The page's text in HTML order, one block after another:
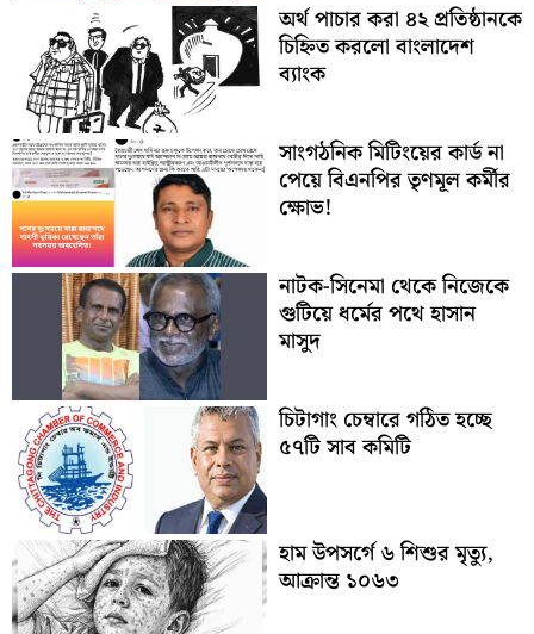
অর্থ পাচার করা ৪২ প্রতিষ্ঠানকে
চিহ্নিত করলো বাংলাদেশ
ব্যাংক
সাংগঠনিক মিটিংয়ের কার্ড না
পেয়ে বিএনপির তৃণমূল কর্মীর
ক্ষোভ!
নাটক-সিনেমা থেকে নিজেকে
গুটিয়ে ধর্মের পথে হাসান
মাসুদ
চিটাগাং চেম্বারে গঠিত হচ্ছে
৫৭টি সাব কমিটি
হাম উপসর্গে ৬ শিশুর মৃত্যু,
আক্রান্ত ১০৬৩